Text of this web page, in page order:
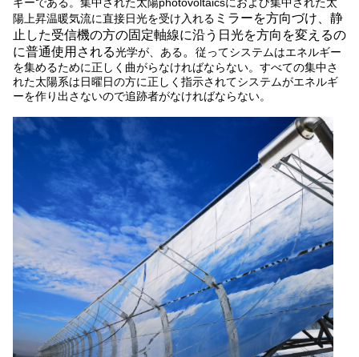
陽上昇温暖気流に直接日光を受け入れる ミラーを方向づけ 、静
止した受信機の方の固定軸線に沿う日光を方向を変えるの
に普通使用される光学が、ある。 従ってシステムはエネルギー
を集めるために正しく曲がらなければならない。 すべての集中さ
れた太陽系は日曜日の方に正しく指示されてシステムがエネルギ
ーを作り出さないので追跡者がなければならない。